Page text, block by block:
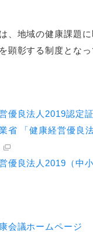
、地域の健康課題
顕彰する制度とな
優良法人2019認定証
省 「健康経営優良
優良法人2019（中
会議ホームページ